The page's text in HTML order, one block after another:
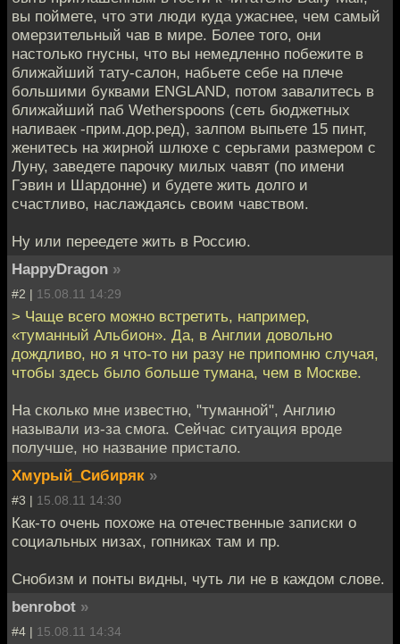
вы поймете, что эти люди куда ужаснее, чем самый
омерзительный чав в мире. Более того, они
настолько гнусны, что вы немедленно побежите в
ближайший тату-салон, набьете себе на плече
большими буквами ENGLAND, потом завалитесь в
ближайший паб Wetherspoons (сеть бюджетных
наливаек -прим.дор.ред), залпом выпьете 15 пинт,
женитесь на жирной шлюхе с серьгами размером с
Луну, заведете парочку милых чавят (по имени
Гэвин и Шардонне) и будете жить долго и
счастливо, наслаждаясь своим чавством.
Ну или переедете жить в Россию.
HappyDragon »
#2 | 15.08.11 14:29
> Чаще всего можно встретить, например,
«туманный Альбион». Да, в Англии довольно
дождливо, но я что-то ни разу не припомню случая,
чтобы здесь было больше тумана, чем в Москве.
На сколько мне известно, "туманной", Англию
называли из-за смога. Сейчас ситуация вроде
получше, но название пристало.
Хмурый_Сибиряк »
#3 | 15.08.11 14:30
Как-то очень похоже на отечественные записки о
социальных низах, гопниках там и пр.
Снобизм и понты видны, чуть ли не в каждом слове.
benrobot »
#4 | 15.08.11 14:34